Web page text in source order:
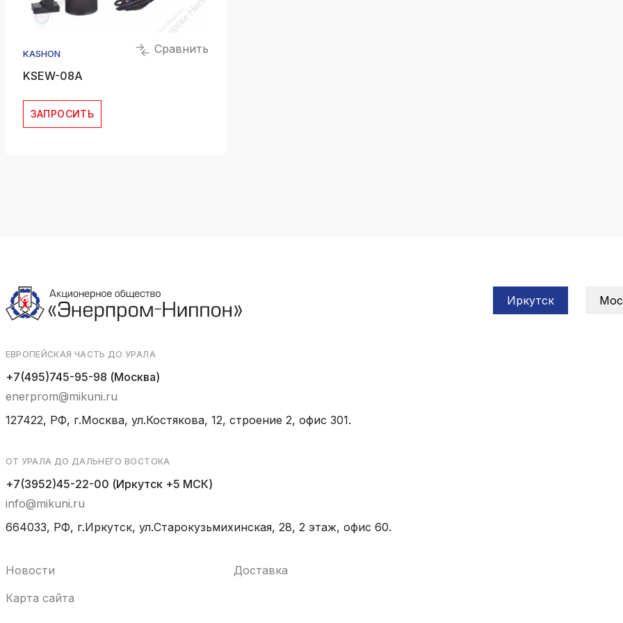
KASHON
Сравнить
KSEW-08A
ЗАПРОСИТЬ
ЕВРОПЕЙСКАЯ ЧАСТЬ ДО УРАЛА
+7(495)745-95-98 (Москва)
enerprom@mikuni.ru
127422, РФ, г.Москва, ул.Костякова, 12, строение 2, офис 301.
ОТ УРАЛА ДО ДАЛЬНЕГО ВОСТОКА
+7(3952)45-22-00 (Иркутск +5 МСК)
info@mikuni.ru
664033, РФ, г.Иркутск, ул.Старокузьмихинская, 28, 2 этаж, офис 60.
Новости
Доставка
Карта сайта
Иркутск